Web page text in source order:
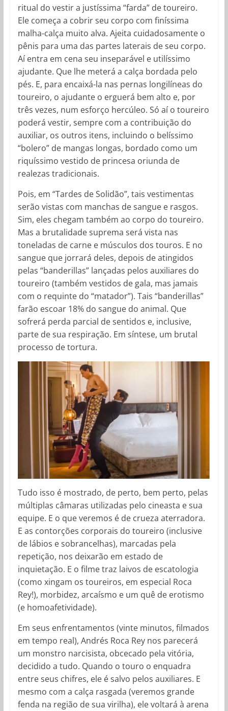
ritual do vestir a justíssima “farda” de toureiro.
Ele começa a cobrir seu corpo com finíssima
malha-calça muito alva. Ajeita cuidadosamente o
pênis para uma das partes laterais de seu corpo.
Aí entra em cena seu inseparável e utilíssimo
ajudante. Que lhe meterá a calça bordada pelo
pés. E, para encaixá-la nas pernas longilíneas do
toureiro, o ajudante o erguerá bem alto e, por
três vezes, num esforço hercúleo. Só aí o toureiro
poderá vestir, sempre com a contribuição do
auxiliar, os outros itens, incluindo o belíssimo
“bolero” de mangas longas, bordado como um
riquíssimo vestido de princesa oriunda de
realezas tradicionais.
Pois, em “Tardes de Solidão”, tais vestimentas
serão vistas com manchas de sangue e rasgos.
Sim, eles chegam também ao corpo do toureiro.
Mas a brutalidade suprema será vista nas
toneladas de carne e músculos dos touros. E no
sangue que jorrará deles, depois de atingidos
pelas “banderillas” lançadas pelos auxiliares do
toureiro (também vestidos de gala, mas jamais
com o requinte do “matador”). Tais “banderillas”
farão escoar 18% do sangue do animal. Que
sofrerá perda parcial de sentidos e, inclusive,
parte de sua respiração. Em síntese, um brutal
processo de tortura.
Tudo isso é mostrado, de perto, bem perto, pelas
múltiplas câmaras utilizadas pelo cineasta e sua
equipe. E o que veremos é de crueza aterradora.
E as contorções corporais do toureiro (inclusive
de lábios e sobrancelhas), marcadas pela
repetição, nos deixarão em estado de
inquietação. E o filme traz laivos de escatologia
(como xingam os toureiros, em especial Roca
Rey!), morbidez, arcaísmo e um quê de erotismo
(e homoafetividade).
Em seus enfrentamentos (vinte minutos, filmados
em tempo real), Andrés Roca Rey nos parecerá
um monstro narcisista, obcecado pela vitória,
decidido a tudo. Quando o touro o enquadra
entre seus chifres, ele é salvo pelos auxiliares. E
mesmo com a calça rasgada (veremos grande
fenda na região de sua virilha), ele voltará à arena